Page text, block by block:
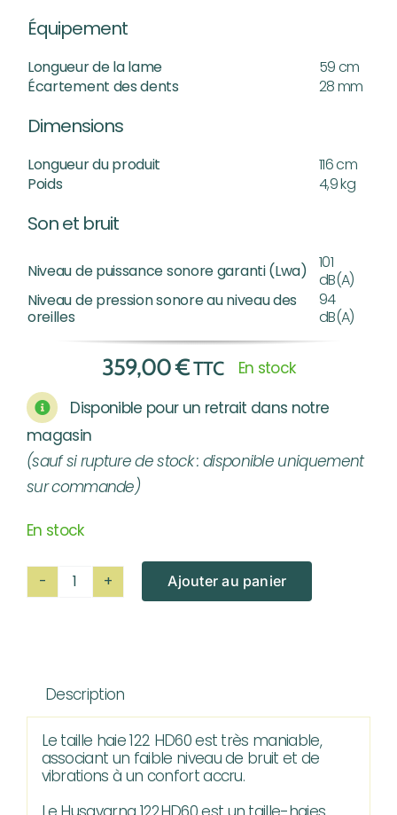
Équipement
Longueur de la lame
59 cm
Écartement des dents
28 mm
Dimensions
Longueur du produit
116 cm
Poids
4,9 kg
Son et bruit
Niveau de puissance sonore garanti (Lwa)
101
dB(A)
Niveau de pression sonore au niveau des
oreilles
94
dB(A)
359,00€TTC
En stock
Disponible pour un retrait dans notre
magasin
(sauf si rupture de stock : disponible uniquement
sur commande)
En stock
quantité
HUSQVARNA
122HD60
Ajouter au panier
Description
Le taille haie 122 HD60 est très maniable,
associant un faible niveau de bruit et de
vibrations à un confort accru.